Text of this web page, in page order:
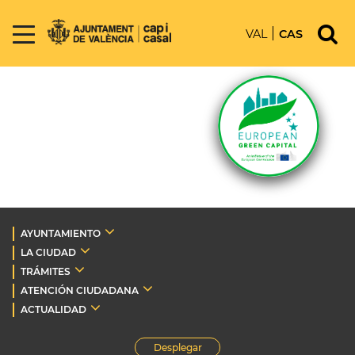
VAL CAS
AYUNTAMIENTO
LA CIUDAD
TRÁMITES
ATENCIÓN CIUDADANA
ACTUALIDAD
Desplegar